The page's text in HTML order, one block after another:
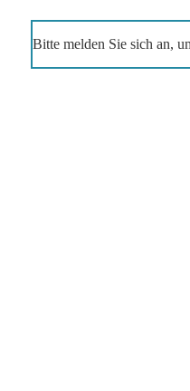
Bitte melden Sie sich an,